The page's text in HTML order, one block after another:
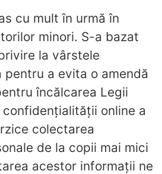
cu mult în urmă în
minori. S-a bazat
la vârstele
pentru a evita o amendă
încălcarea Legii
online a
colectarea
de la copii mai mici
acestor informații ne